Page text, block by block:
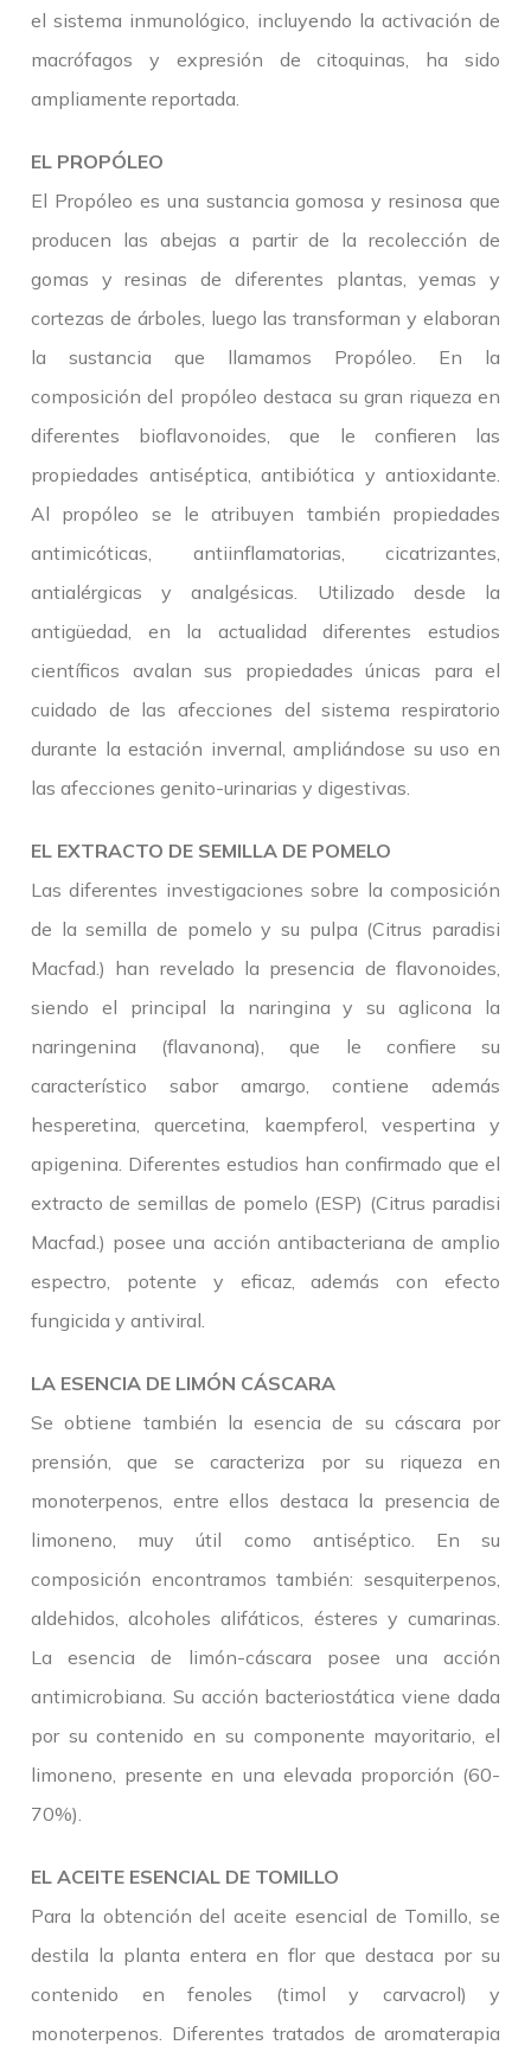
el sistema inmunológico, incluyendo la activación de
macrófagos y expresión de citoquinas, ha sido
ampliamente reportada.
EL PROPÓLEO
El Propóleo es una sustancia gomosa y resinosa que
producen las abejas a partir de la recolección de
gomas y resinas de diferentes plantas, yemas y
cortezas de árboles, luego las transforman y elaboran
la sustancia que llamamos Propóleo. En la
composición del propóleo destaca su gran riqueza en
diferentes bioflavonoides, que le confieren las
propiedades antiséptica, antibiótica y antioxidante.
Al propóleo se le atribuyen también propiedades
antimicóticas, antiinflamatorias, cicatrizantes,
antialérgicas y analgésicas. Utilizado desde la
antigüedad, en la actualidad diferentes estudios
científicos avalan sus propiedades únicas para el
cuidado de las afecciones del sistema respiratorio
durante la estación invernal, ampliándose su uso en
las afecciones genito-urinarias y digestivas.
EL EXTRACTO DE SEMILLA DE POMELO
Las diferentes investigaciones sobre la composición
de la semilla de pomelo y su pulpa (Citrus paradisi
Macfad.) han revelado la presencia de flavonoides,
siendo el principal la naringina y su aglicona la
naringenina (flavanona), que le confiere su
característico sabor amargo, contiene además
hesperetina, quercetina, kaempferol, vespertina y
apigenina. Diferentes estudios han confirmado que el
extracto de semillas de pomelo (ESP) (Citrus paradisi
Macfad.) posee una acción antibacteriana de amplio
espectro, potente y eficaz, además con efecto
fungicida y antiviral.
LA ESENCIA DE LIMÓN CÁSCARA
Se obtiene también la esencia de su cáscara por
prensión, que se caracteriza por su riqueza en
monoterpenos, entre ellos destaca la presencia de
limoneno, muy útil como antiséptico. En su
composición encontramos también: sesquiterpenos,
aldehidos, alcoholes alifáticos, ésteres y cumarinas.
La esencia de limón-cáscara posee una acción
antimicrobiana. Su acción bacteriostática viene dada
por su contenido en su componente mayoritario, el
limoneno, presente en una elevada proporción (60-
70%).
EL ACEITE ESENCIAL DE TOMILLO
Para la obtención del aceite esencial de Tomillo, se
destila la planta entera en flor que destaca por su
contenido en fenoles (timol y carvacrol) y
monoterpenos. Diferentes tratados de aromaterapia